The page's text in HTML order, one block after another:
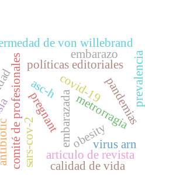
covid-19
sars-cov-2 embarazada
pregnant
articulo de revista
comité de profesionales políticas editoriales
calidad de vida
obesity
asc-h
de von willebrand
metrorragia
virus arn
pandemias
prevalencia
embarazo